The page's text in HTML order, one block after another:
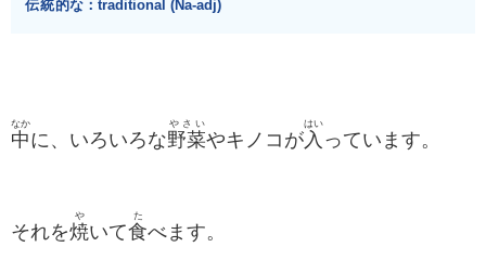
伝統的な：traditional (Na-adj)
中
なか
に、いろいろな野菜
やさい
やキノコが 入
はい
っています。
それを焼
や
いて食
た
べます。